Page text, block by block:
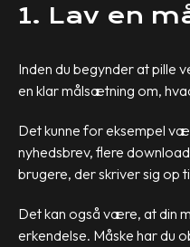
1. Lav en
Inden du begynder at pille
en klar målsætning om,
Det kunne for eksempel
nyhedsbrev, flere
brugere, der skriver sig op
Det kan også være, at din
erkendelse. Måske har du